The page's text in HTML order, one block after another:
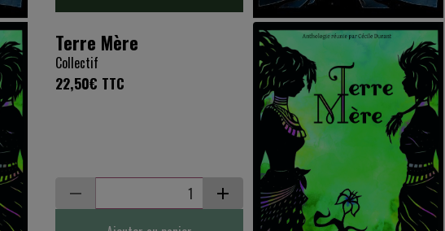
Terre Mère
Collectif
22,50€ TTC